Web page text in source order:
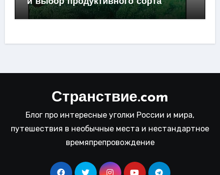
Странствие.com
Блог про интересные уголки России и мира,
путешествия в необычные места и нестандартное
времяпрепровождение